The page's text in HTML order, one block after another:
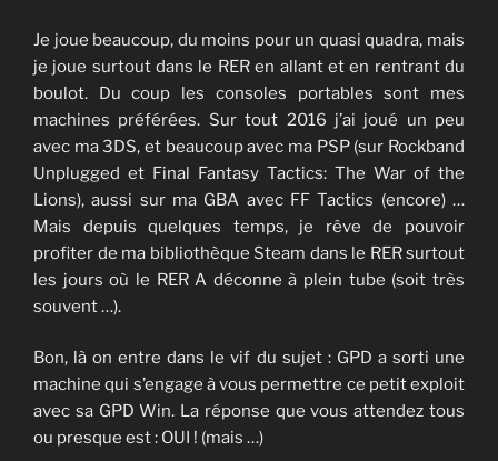
Je joue beaucoup, du moins pour un quasi quadra, mais
je joue surtout dans le RER en allant et en rentrant du
boulot. Du coup les consoles portables sont mes
machines préférées. Sur tout 2016 j’ai joué un peu
avec ma 3DS, et beaucoup avec ma PSP (sur Rockband
Unplugged et Final Fantasy Tactics: The War of the
Lions), aussi sur ma GBA avec FF Tactics (encore) …
Mais depuis quelques temps, je rêve de pouvoir
profiter de ma bibliothèque Steam dans le RER surtout
les jours où le RER A déconne à plein tube (soit très
souvent …).
Bon, là on entre dans le vif du sujet : GPD a sorti une
machine qui s’engage à vous permettre ce petit exploit
avec sa GPD Win. La réponse que vous attendez tous
ou presque est : OUI ! (mais …)